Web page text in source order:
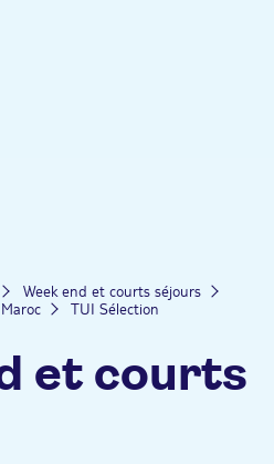
Week end et courts séjours
Maroc TUI Sélection
et courts